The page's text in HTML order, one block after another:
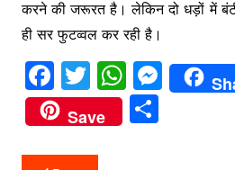
करने की जरूरत है। लेकिन दो धड़ों में
ही सर फुटव्वल कर रही है।
F
a
c
e
T
w
itt
er
W
h
at
M
e
Save
S